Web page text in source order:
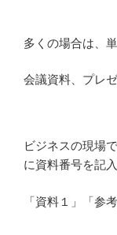
多くの場合は、
会議資料、プレ
ビジネスの現場
に資料番号を記入
「資料１」「参